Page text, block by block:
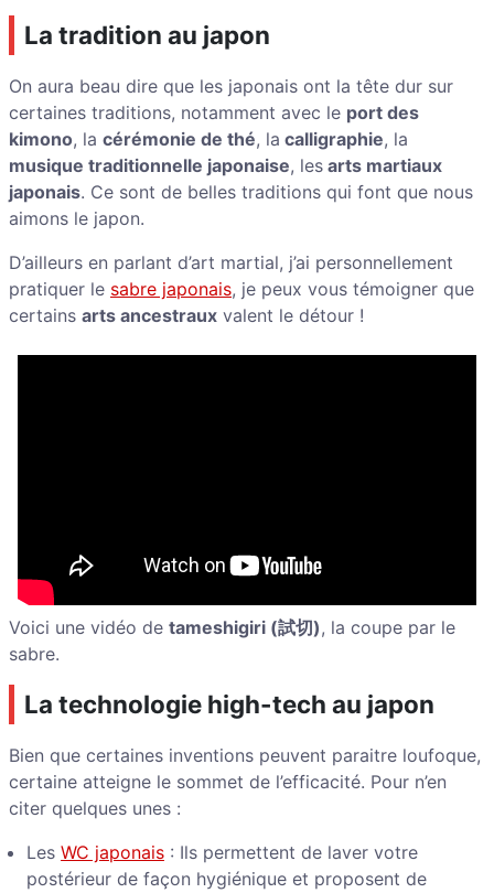
La tradition au japon
On aura beau dire que les japonais ont la tête dur sur
certaines traditions, notamment avec le port des
kimono, la cérémonie de thé, la calligraphie, la
musique traditionnelle japonaise, les arts martiaux
japonais. Ce sont de belles traditions qui font que nous
aimons le japon.
D’ailleurs en parlant d’art martial, j’ai personnellement
pratiquer le sabre japonais, je peux vous témoigner que
certains arts ancestraux valent le détour !
Voici une vidéo de tameshigiri (試切), la coupe par le
sabre.
La technologie high-tech au japon
Bien que certaines inventions peuvent paraitre loufoque,
certaine atteigne le sommet de l’efficacité. Pour n’en
citer quelques unes :
Les WC japonais : Ils permettent de laver votre
postérieur de façon hygiénique et proposent de